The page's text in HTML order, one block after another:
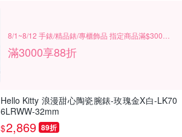
滿3000享88折
Hello Kitty 浪漫甜心陶瓷腕錶-玫瑰金X白-LK70
6LRWW-32mm
$2,869 89折